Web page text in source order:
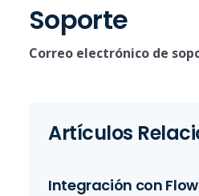
Soporte
Correo electrónico de
Artículos
Integración con